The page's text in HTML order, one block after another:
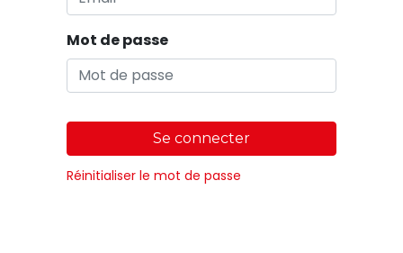
Mot de passe
Se connecter
Réinitialiser le mot de passe